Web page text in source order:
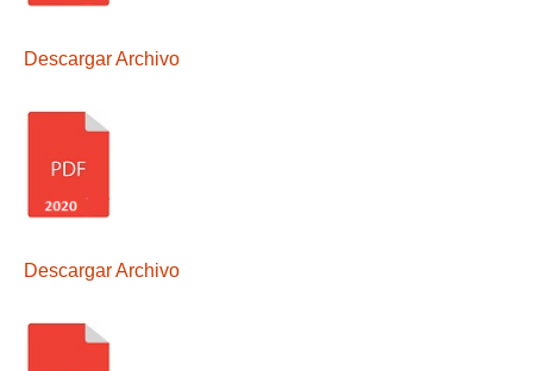
Descargar Archivo
Descargar Archivo